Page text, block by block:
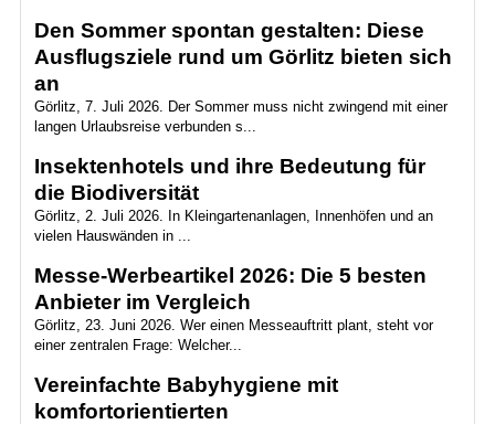
Den Sommer spontan gestalten: Diese
Ausflugsziele rund um Görlitz bieten sich
an
Görlitz, 7. Juli 2026. Der Sommer muss nicht zwingend mit einer
langen Urlaubsreise verbunden s...
Insektenhotels und ihre Bedeutung für
die Biodiversität
Görlitz, 2. Juli 2026. In Kleingartenanlagen, Innenhöfen und an
vielen Hauswänden in ...
Messe-Werbeartikel 2026: Die 5 besten
Anbieter im Vergleich
Görlitz, 23. Juni 2026. Wer einen Messeauftritt plant, steht vor
einer zentralen Frage: Welcher...
Vereinfachte Babyhygiene mit
komfortorientierten